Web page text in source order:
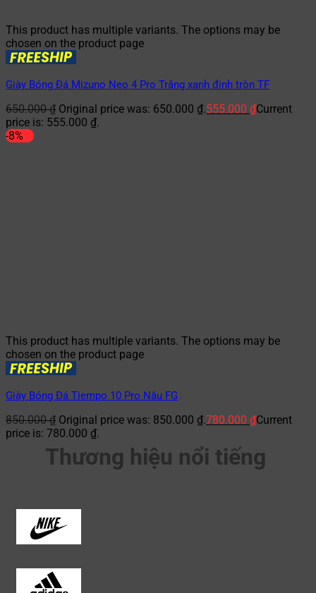
This product has multiple variants. The options may be
chosen on the product page
Giày Bóng Đá Mizuno Neo 4 Pro Trắng xanh đinh tròn TF
650.000₫ Original price was: 650.000 ₫.555.000 ₫Current
price is: 555.000 ₫.
-8%
This product has multiple variants. The options may be
chosen on the product page
Giày Bóng Đá Tiempo 10 Pro Nâu FG
850.000₫ Original price was: 850.000 ₫.780.000 ₫Current
price is: 780.000 ₫.
Thương hiệu nổi tiếng